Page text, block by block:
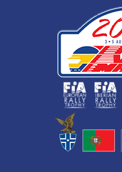
Passar para o conteúdo principal